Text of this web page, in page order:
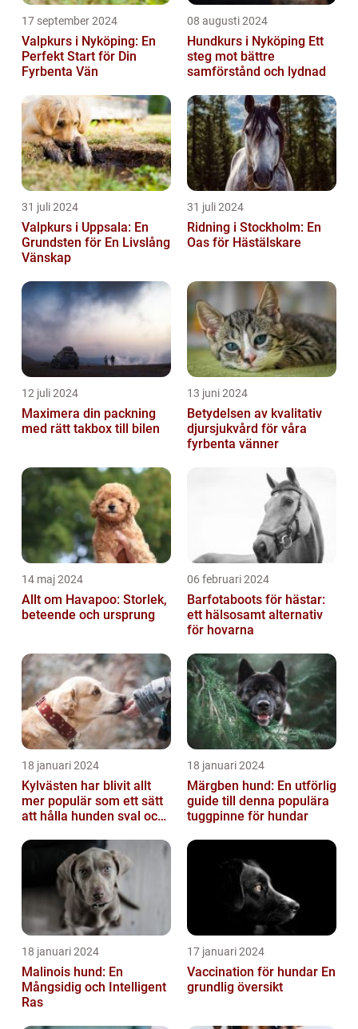
17 september 2024
Valpkurs i Nyköping: En
Perfekt Start för Din
Fyrbenta Vän
08 augusti 2024
Hundkurs i Nyköping Ett
steg mot bättre
samförstånd och lydnad
31 juli 2024
Valpkurs i Uppsala: En
Grundsten för En Livslång
Vänskap
31 juli 2024
Ridning i Stockholm: En
Oas för Hästälskare
12 juli 2024
Maximera din packning
med rätt takbox till bilen
13 juni 2024
Betydelsen av kvalitativ
djursjukvård för våra
fyrbenta vänner
14 maj 2024
Allt om Havapoo: Storlek,
beteende och ursprung
06 februari 2024
Barfotaboots för hästar:
ett hälsosamt alternativ
för hovarna
18 januari 2024
Kylvästen har blivit allt
mer populär som ett sätt
att hålla hunden sval och
väde...
18 januari 2024
Märgben hund: En utförlig
guide till denna populära
tuggpinne för hundar
18 januari 2024
Malinois hund: En
Mångsidig och Intelligent
Ras
17 januari 2024
Vaccination för hundar En
grundlig översikt